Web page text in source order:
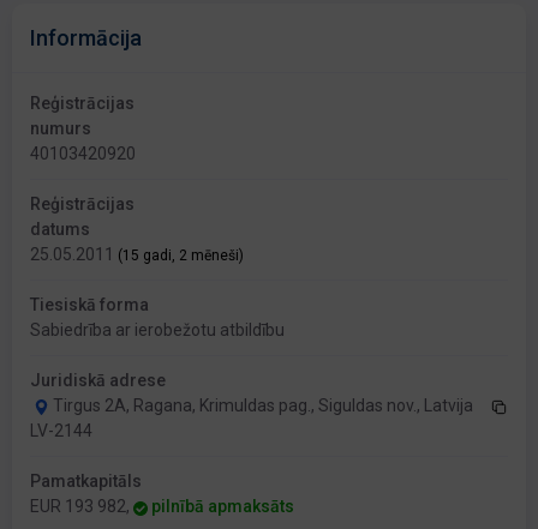
Informācija
Reģistrācijas
numurs
40103420920
Reģistrācijas
datums
25.05.2011 (15 gadi, 2 mēneši)
Tiesiskā forma
Sabiedrība ar ierobežotu atbildību
Juridiskā adrese
Tirgus 2A, Ragana, Krimuldas pag., Siguldas nov., Latvija
LV-2144
Pamatkapitāls
EUR 193 982,
pilnībā apmaksāts